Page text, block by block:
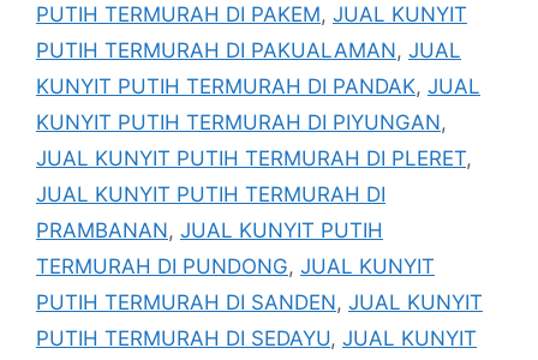
PUTIH TERMURAH DI PAKEM, JUAL KUNYIT
PUTIH TERMURAH DI PAKUALAMAN, JUAL
KUNYIT PUTIH TERMURAH DI PANDAK, JUAL
KUNYIT PUTIH TERMURAH DI PIYUNGAN,
JUAL KUNYIT PUTIH TERMURAH DI PLERET,
JUAL KUNYIT PUTIH TERMURAH DI
PRAMBANAN, JUAL KUNYIT PUTIH
TERMURAH DI PUNDONG, JUAL KUNYIT
PUTIH TERMURAH DI SANDEN, JUAL KUNYIT
PUTIH TERMURAH DI SEDAYU, JUAL KUNYIT